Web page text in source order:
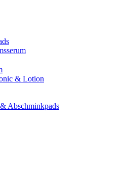
& Lotion
Abschminkpads